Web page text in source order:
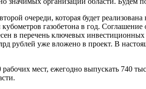
очереди, которая будет
газобетона в год.
перечень ключевых инвестиционных
рублей уже вложено в проект. В
рабочих мест, ежегодно выпускать 740